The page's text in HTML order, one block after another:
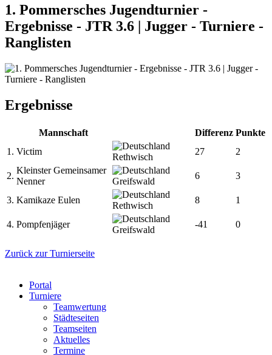
1. Pommersches Jugendturnier -
Ergebnisse - JTR 3.6 | Jugger - Turniere -
Ranglisten
Ergebnisse
Mannschaft Differenz Punkte
1. Victim
Rethwisch
27 2
2.
Kleinster Gemeinsamer
Nenner
Greifswald
6 3
3. Kamikaze Eulen
Rethwisch
8 1
4. Pompfenjäger
Greifswald
-41 0
Zurück zur Turnierseite
Portal
Turniere
Teamwertung
Städteseiten
Teamseiten
Aktuelles
Termine